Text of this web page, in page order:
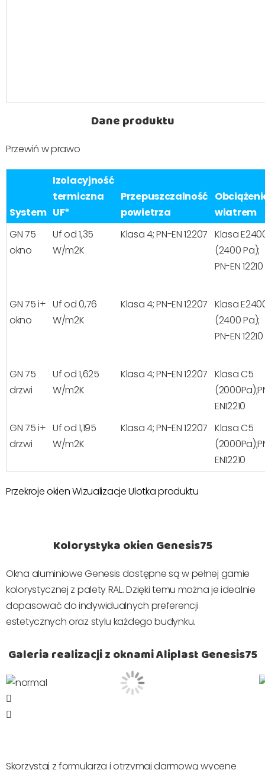
Dane produktu
Przewiń w prawo
System
Izolacyjność
termiczna
UF*
Przepuszczalność
powietrza
wiatrem
GN 75
okno
Uf od 1,35
W/m2K
Klasa 4; PN-EN 12207 Klasa
(2400 Pa);
PN-EN 12210
GN 75 i+
okno
Uf od 0,76
W/m2K
Klasa 4; PN-EN 12207 Klasa
(2400 Pa);
PN-EN 12210
GN 75
drzwi
Uf od 1,625
W/m2K
Klasa 4; PN-EN 12207 Klasa C5
EN12210
GN 75 i+
drzwi
Uf od 1,195
W/m2K
Klasa 4; PN-EN 12207 Klasa C5
EN12210
Przekroje okienWizualizacjeUlotka produktu
Kolorystyka okien Genesis75
Okna aluminiowe Genesis dostępne są w pełnej gamie
kolorystycznej z palety RAL. Dzięki temu można je idealnie
dopasować do indywidualnych preferencji
estetycznych oraz stylu każdego budynku.
Galeria realizacji z oknami Aliplast Genesis75
Skorzystaj z formularza i otrzymaj darmową wycene